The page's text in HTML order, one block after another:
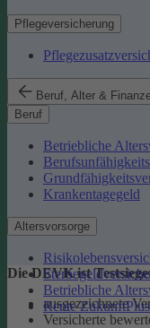
Pflegeversicherung
Beruf, Alter &
Beruf
Betriebliche
Krankentagegeld
Altersvorsorge
Betriebliche
Rente ZukunftPlus
Die DEVK ist
ausgezeichnete
Versicherte